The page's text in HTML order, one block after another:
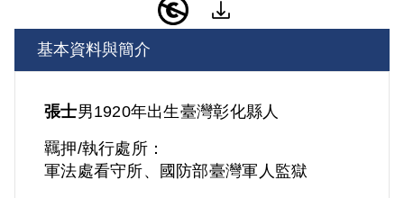
基本資料與簡介
張士男1920年出生臺灣彰化縣人
羈押/執行處所：
軍法處看守所、國防部臺灣軍人監獄